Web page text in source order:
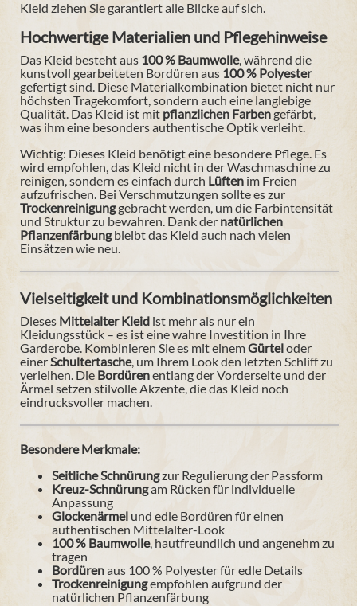
Kleid ziehen Sie garantiert alle Blicke auf sich.
Hochwertige Materialien und Pflegehinweise
Das Kleid besteht aus 100 % Baumwolle, während die
kunstvoll gearbeiteten Bordüren aus 100 % Polyester
gefertigt sind. Diese Materialkombination bietet nicht nur
höchsten Tragekomfort, sondern auch eine langlebige
Qualität. Das Kleid ist mit pflanzlichen Farbengefärbt,
was ihm eine besonders authentische Optik verleiht.
Wichtig: Dieses Kleid benötigt eine besondere Pflege. Es
wird empfohlen, das Kleid nicht in der Waschmaschine zu
reinigen, sondern es einfach durch Lüften im Freien
aufzufrischen. Bei Verschmutzungen sollte es zur
Trockenreinigunggebracht werden, um die Farbintensität
und Struktur zu bewahren. Dank der natürlichen
Pflanzenfärbungbleibt das Kleid auch nach vielen
Einsätzen wie neu.
Vielseitigkeit und Kombinationsmöglichkeiten
Dieses Mittelalter Kleid ist mehr als nur ein
Kleidungsstück – es ist eine wahre Investition in Ihre
Garderobe. Kombinieren Sie es mit einemGürteloder
einerSchultertasche, um Ihrem Look den letzten Schliff zu
verleihen. Die Bordürenentlang der Vorderseite und der
Ärmel setzen stilvolle Akzente, die das Kleid noch
eindrucksvoller machen.
Besondere Merkmale:
Seitliche Schnürungzur Regulierung der Passform
Kreuz-Schnürungam Rücken für individuelle
Anpassung
Glockenärmel und edle Bordüren für einen
authentischen Mittelalter-Look
100 % Baumwolle, hautfreundlich und angenehm zu
tragen
Bordürenaus 100 % Polyester für edle Details
Trockenreinigungempfohlen aufgrund der
natürlichen Pflanzenfärbung